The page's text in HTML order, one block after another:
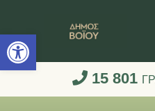
Ανοίξτε τη
15 801